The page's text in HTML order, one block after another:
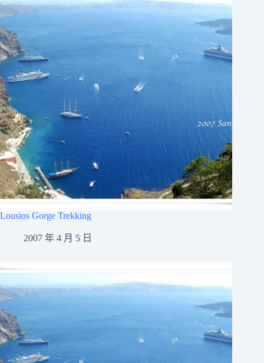
Lousios Gorge Trekking
2007 年 4 月 5 日